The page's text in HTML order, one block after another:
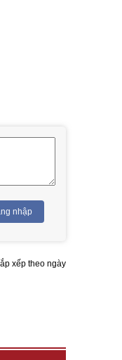
nhập
xếp theo ngày